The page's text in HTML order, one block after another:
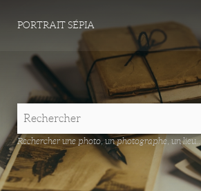
PORTRAIT SÉPIA
Rechercher une photo, un photographe, un